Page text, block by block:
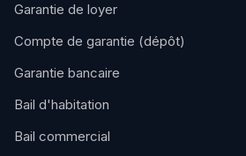
Garantie de loyer
Compte de garantie (dépôt)
Garantie bancaire
Bail d'habitation
Bail commercial